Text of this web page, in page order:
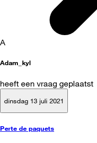
A
Adam_kyl
heeft een vraag geplaatst
dinsdag 13 juli 2021
Perte de paquets